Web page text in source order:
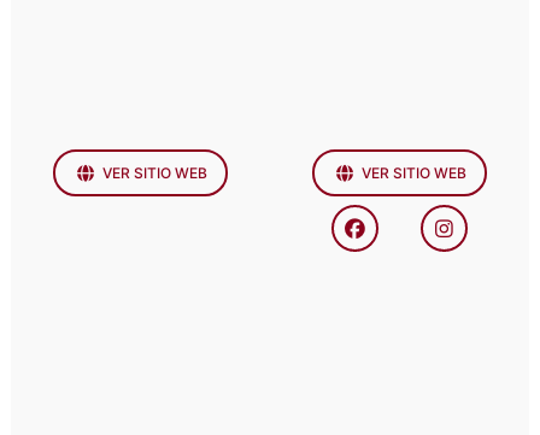
VER SITIO WEB VER SITIO WEB